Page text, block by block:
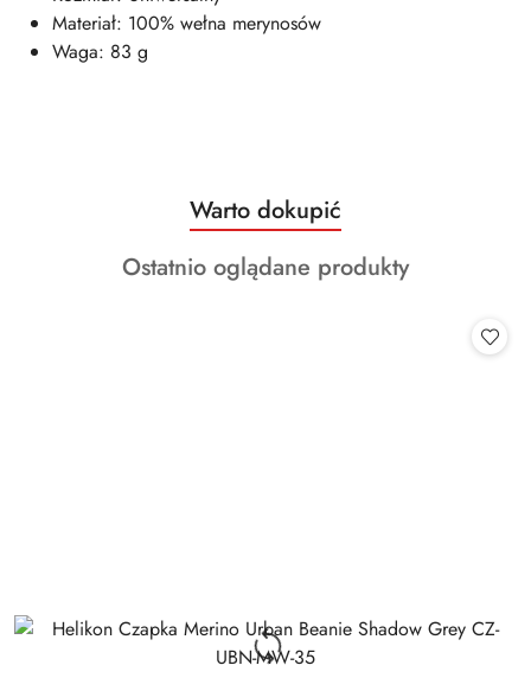
Materiał: 100% wełna merynosów
Waga: 83 g
Pomiń karuzelę produktów
Produkty
o
statusie:
Warto dokupić
Produkty
Ostatnio oglądane produkty